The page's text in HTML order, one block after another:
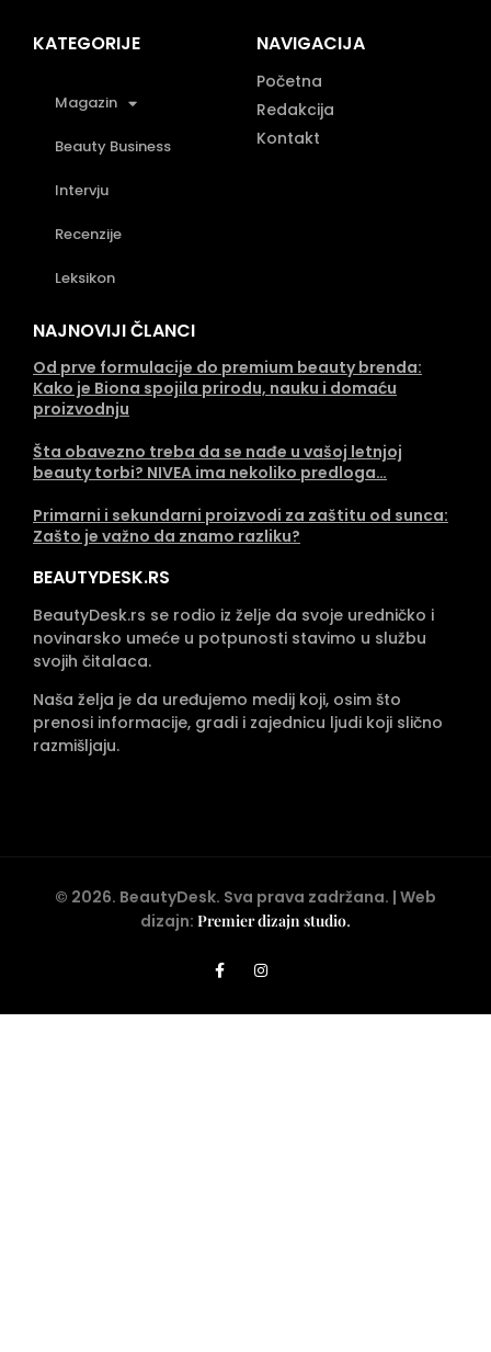
KATEGORIJE
Magazin
Beauty Business
Intervju
Recenzije
Leksikon
NAVIGACIJA
Početna
Redakcija
Kontakt
NAJNOVIJI ČLANCI
Od prve formulacije do premium beauty brenda:
Kako je Biona spojila prirodu, nauku i domaću
proizvodnju
Šta obavezno treba da se nađe u vašoj letnjoj
beauty torbi? NIVEA ima nekoliko predloga…
Primarni i sekundarni proizvodi za zaštitu od sunca:
Zašto je važno da znamo razliku?
BEAUTYDESK.RS
BeautyDesk.rs se rodio iz želje da svoje uredničko i
novinarsko umeće u potpunosti stavimo u službu
svojih čitalaca.
Naša želja je da uređujemo medij koji, osim što
prenosi informacije, gradi i zajednicu ljudi koji slično
razmišljaju.
© 2026. BeautyDesk. Sva prava zadržana. | Web
dizajn: Premier dizajn studio.